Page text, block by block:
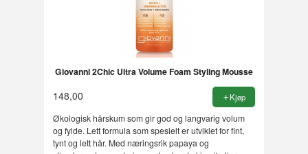
Giovanni 2Chic Ultra Volume Foam Styling Mousse
148,00 Kjøp
Økologisk hårskum som gir god og langvarig volum
og fylde. Lett formula som spesielt er utviklet for fint,
tynt og lett hår. Med næringsrik papaya og